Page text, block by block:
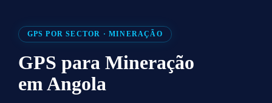
GPS POR SECTOR · MINERAÇÃO
GPS para Mineração
em Angola